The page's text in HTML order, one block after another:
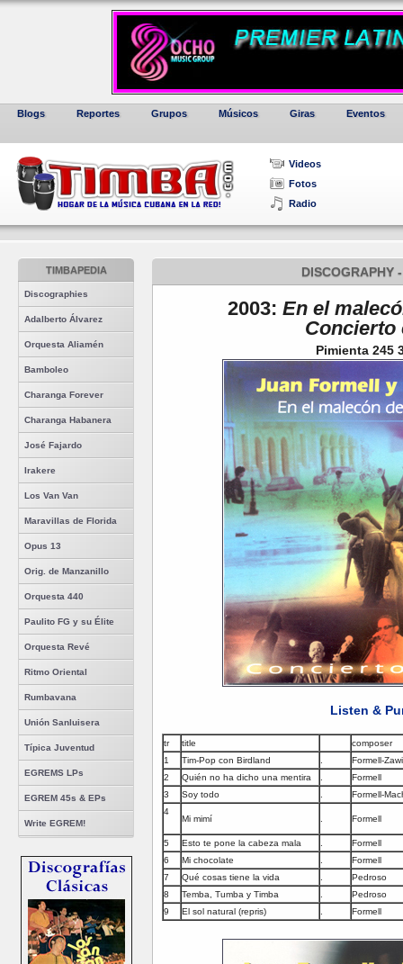
Blogs Reportes Grupos Músicos Giras Eventos
Videos
Fotos
Radio
TIMBAPEDIA
Discographies
Adalberto Álvarez
Orquesta Aliamén
Bamboleo
Charanga Forever
Charanga Habanera
José Fajardo
Irakere
Los Van Van
Maravillas de Florida
Opus 13
Orig. de Manzanillo
Orquesta 440
Paulito FG y su Élite
Orquesta Revé
Ritmo Oriental
Rumbavana
Unión Sanluisera
Típica Juventud
EGREMS LPs
EGREM 45s & EPs
Write EGREM!
DISCOGRAPHY
2003: En el
Concierto
Pimienta 245
Listen &
tr title
composer
1
Tim-Pop con Birdland
Formell-
2
Quién no ha dicho una mentira
Formell
3
Soy todo
Formell-
4
Mi mimí Formell
5 Esto te pone la cabeza mala
Formell
6
Mi chocolate
Formell
7
Qué cosas tiene la vida
Pedroso
8
Temba, Tumba y Timba
Pedroso
9
El sol natural (repris) Formell